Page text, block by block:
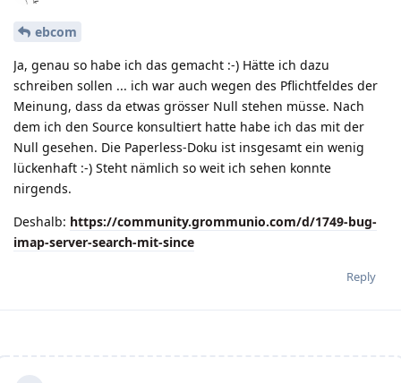
ebcom
Ja, genau so habe ich das gemacht :-) Hätte ich dazu
schreiben sollen ... ich war auch wegen des Pflichtfeldes der
Meinung, dass da etwas grösser Null stehen müsse. Nach
dem ich den Source konsultiert hatte habe ich das mit der
Null gesehen. Die Paperless-Doku ist insgesamt ein wenig
lückenhaft :-) Steht nämlich so weit ich sehen konnte
nirgends.
Deshalb: https://community.grommunio.com/d/1749-bug-
imap-server-search-mit-since
Reply